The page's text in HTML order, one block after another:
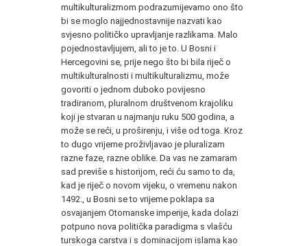
multikulturalizmom podrazumijevamo ono što
bi se moglo najjednostavnije nazvati kao
svjesno političko upravljanje razlikama. Malo
pojednostavljujem, ali to je to. U Bosni i
Hercegovini se, prije nego što bi bila riječ o
multikulturalnosti i multikulturalizmu, može
govoriti o jednom duboko povijesno
tradiranom, pluralnom društvenom krajoliku
koji je stvaran u najmanju ruku 500 godina, a
može se reći, u proširenju, i više od toga. Kroz
to dugo vrijeme proživljavao je pluralizam
razne faze, razne oblike. Da vas ne zamaram
sad previše s historijom, reći ću samo to da,
kad je riječ o novom vijeku, o vremenu nakon
1492., u Bosni se to vrijeme poklapa sa
osvajanjem Otomanske imperije, kada dolazi
potpuno nova politička paradigma s vlašću
turskoga carstva i s dominacijom islama kao